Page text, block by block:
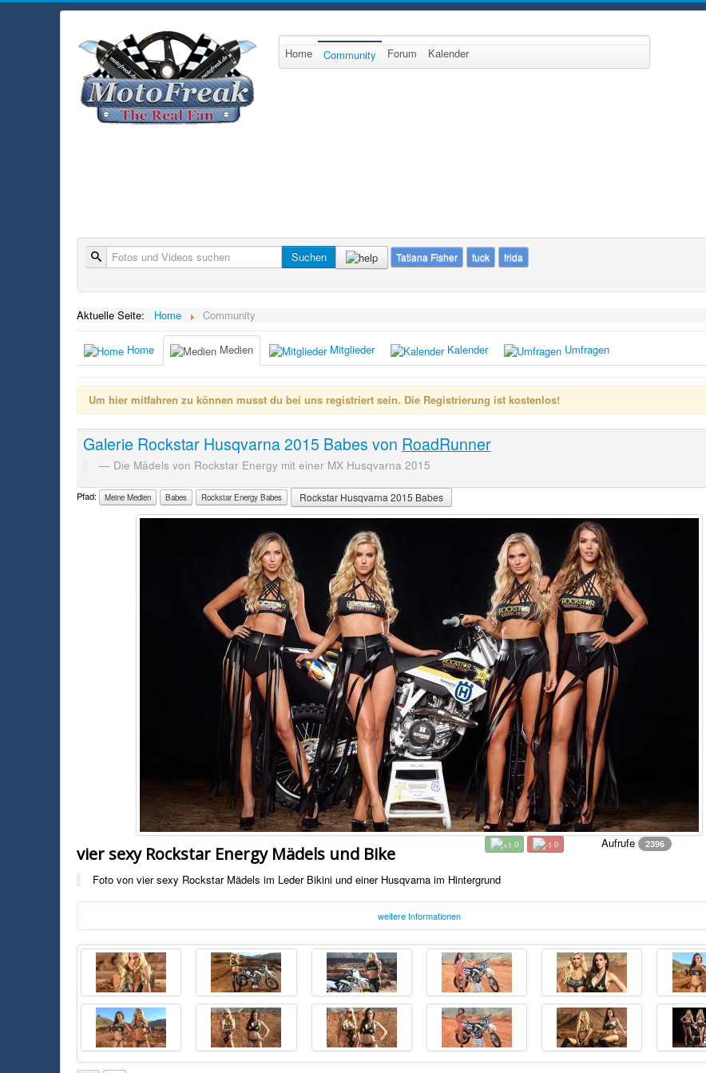
Home Community Forum Kalender
Suche Suchen Tatiana Fisher fuck frida
Aktuelle Seite: Home Community
Home Medien Mitglieder Kalender Umfragen
Um hier mitfahren zu können musst du bei uns registriert sein. Die Registrierung ist kostenlos!
Galerie Rockstar Husqvarna 2015 Babes von RoadRunner
Die Mädels von Rockstar Energy mit einer MX Husqvarna 2015
Pfad: Meine Medien Babes Rockstar Energy Babes Rockstar Husqvarna 2015 Babes
vier sexy Rockstar Energy Mädels und Bike 0 0 Aufrufe 2396
Foto von vier sexy Rockstar Mädels im Leder Bikini und einer Husqvarna im Hintergrund
weitere Informationen
Foto:Rockstar Energy ca.rockstarenergy.com
Donnerstag, 07. Mai 2015 10:35
Foto von vier sexy Rockstar Mädels im Leder Bikini und einer Husqvarna im Hintergrund